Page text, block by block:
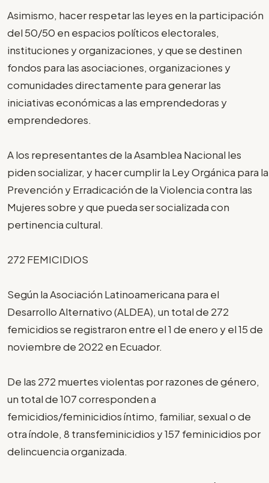
Asimismo, hacer respetar las leyes en la participación
del 50/50 en espacios políticos electorales,
instituciones y organizaciones, y que se destinen
fondos para las asociaciones, organizaciones y
comunidades directamente para generar las
iniciativas económicas a las emprendedoras y
emprendedores.
A los representantes de la Asamblea Nacional les
piden socializar, y hacer cumplir la Ley Orgánica para la
Prevención y Erradicación de la Violencia contra las
Mujeres sobre y que pueda ser socializada con
pertinencia cultural.
272 FEMICIDIOS
Según la Asociación Latinoamericana para el
Desarrollo Alternativo (ALDEA), un total de 272
femicidios se registraron entre el 1 de enero y el 15 de
noviembre de 2022 en Ecuador.
De las 272 muertes violentas por razones de género,
un total de 107 corresponden a
femicidios/feminicidios íntimo, familiar, sexual o de
otra índole, 8 transfeminicidios y 157 feminicidios por
delincuencia organizada.